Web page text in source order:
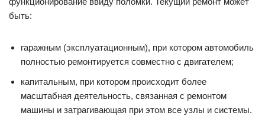
быть:
гаражным (эксплуатационным), при котором автомобиль
полностью ремонтируется совместно с двигателем;
капитальным, при котором происходит более
масштабная деятельность, связанная с ремонтом
машины и затрагивающая при этом все узлы и системы.